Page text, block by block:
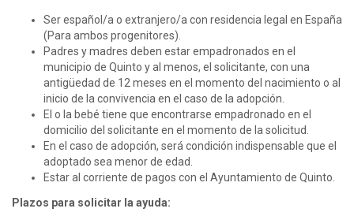
Ser español/a o extranjero/a con residencia legal en España
(Para ambos progenitores).
Padres y madres deben estar empadronados en el
municipio de Quinto y al menos, el solicitante, con una
antigüedad de 12 meses en el momento del nacimiento o al
inicio de la convivencia en el caso de la adopción.
El o la bebé tiene que encontrarse empadronado en el
domicilio del solicitante en el momento de la solicitud.
En el caso de adopción, será condición indispensable que el
adoptado sea menor de edad.
Estar al corriente de pagos con el Ayuntamiento de Quinto.
Plazos para solicitar la ayuda: